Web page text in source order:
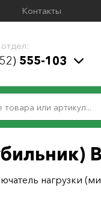
Контакты
555-103
нагрузки